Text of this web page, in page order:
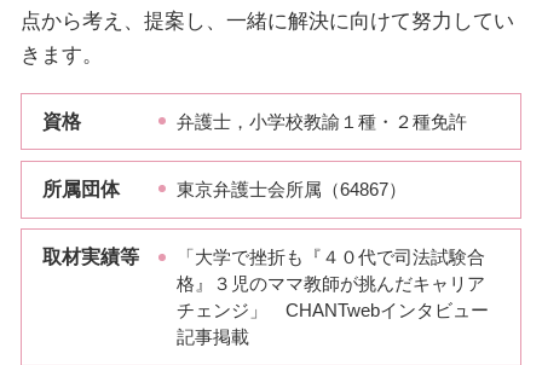
点から考え、提案し、一緒に解決に向けて努力してい
きます。
資格 弁護士，小学校教諭１種・２種免許
所属団体 東京弁護士会所属（64867）
取材実績等
「大学で挫折も『４０代で司法試験合
格』３児のママ教師が挑んだキャリア
チェンジ」 CHANTwebインタビュー
記事掲載